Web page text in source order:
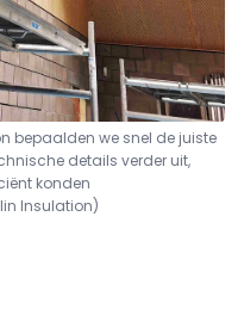
bepaalden we snel de juiste
details verder uit,
konden
Insulation)